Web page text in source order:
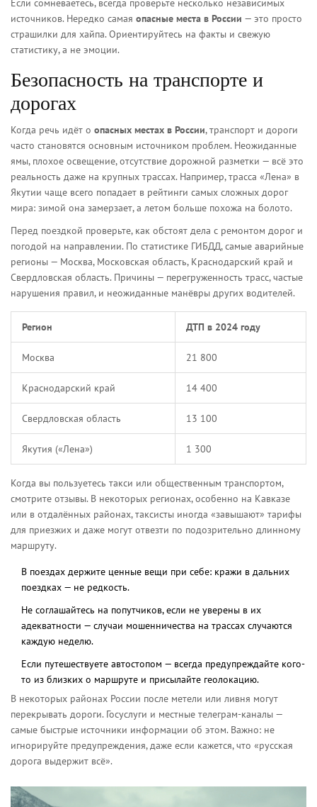
Если сомневаетесь, всегда проверьте несколько независимых
источников. Нередко самая опасные места в России — это просто
страшилки для хайпа. Ориентируйтесь на факты и свежую
статистику, а не эмоции.
Безопасность на транспорте и
дорогах
Когда речь идёт о опасных местах в России, транспорт и дороги
часто становятся основным источником проблем. Неожиданные
ямы, плохое освещение, отсутствие дорожной разметки — всё это
реальность даже на крупных трассах. Например, трасса «Лена» в
Якутии чаще всего попадает в рейтинги самых сложных дорог
мира: зимой она замерзает, а летом больше похожа на болото.
Перед поездкой проверьте, как обстоят дела с ремонтом дорог и
погодой на направлении. По статистике ГИБДД, самые аварийные
регионы — Москва, Московская область, Краснодарский край и
Свердловская область. Причины — перегруженность трасс, частые
нарушения правил, и неожиданные манёвры других водителей.
Регион ДТП в 2024 году
Москва 21 800
Краснодарский край 14 400
Свердловская область 13 100
Якутия («Лена») 1 300
Когда вы пользуетесь такси или общественным транспортом,
смотрите отзывы. В некоторых регионах, особенно на Кавказе
или в отдалённых районах, таксисты иногда «завышают» тарифы
для приезжих и даже могут отвезти по подозрительно длинному
маршруту.
В поездах держите ценные вещи при себе: кражи в дальних
поездках — не редкость.
Не соглашайтесь на попутчиков, если не уверены в их
адекватности — случаи мошенничества на трассах случаются
каждую неделю.
Если путешествуете автостопом — всегда предупреждайте кого-
то из близких о маршруте и присылайте геолокацию.
В некоторых районах России после метели или ливня могут
перекрывать дороги. Госуслуги и местные телеграм-каналы —
самые быстрые источники информации об этом. Важно: не
игнорируйте предупреждения, даже если кажется, что «русская
дорога выдержит всё».